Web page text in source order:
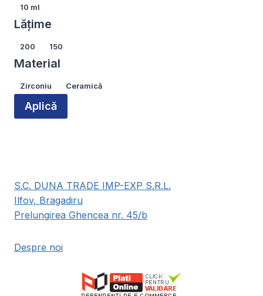
10 ml
Lățime
Lățime
200 150
Material
Material
Zirconiu Ceramică
Aplică
S.C. DUNA TRADE IMP-EXP S.R.L.
Ilfov, Bragadiru
Prelungirea Ghencea nr. 45/b
Despre noi